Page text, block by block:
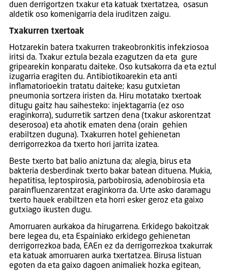
duen derrigortzen txakur eta katuak txertatzea, osasun
aldetik oso komenigarria dela iruditzen zaigu.
Txakurren txertoak
Hotzarekin batera txakurren trakeobronkitis infekziosoa
iritsi da. Txakur eztula bezala ezagutzen da eta gure
gripearekin konparatu daiteke. Oso kutsakorra da eta eztul
izugarria eragiten du. Antibiotikoarekin eta anti
inflamatorioekin tratatu daiteke; kasu gutxietan
pneumonia sortzera iristen da. Hiru motatako txertoak
ditugu gaitz hau saihesteko: injektagarria (ez oso
eraginkorra), sudurretik sartzen dena (txakur askorentzat
deserosoa) eta ahotik ematen dena (orain gehien
erabiltzen duguna). Txakurren hotel gehienetan
derrigorrezkoa da txerto hori jarrita izatea.
Beste txerto bat balio aniztuna da; alegia, birus eta
bakteria desberdinak txerto bakar batean dituena. Mukia,
hepatitisa, leptospirosia, parbobirosia, adenobirosia eta
parainfluenzarentzat eraginkorra da. Urte asko daramagu
txerto hauek erabiltzen eta horri esker geroz eta gaixo
gutxiago ikusten dugu.
Amorruaren aurkakoa da hirugarrena. Erkidego bakoitzak
bere legea du, eta Espainiako erkidego gehienetan
derrigorrezkoa bada, EAEn ez da derrigorrezkoa txakurrak
eta katuak amorruaren aurka txertatzea. Birusa listuan
egoten da eta gaixo dagoen animaliek hozka egitean,